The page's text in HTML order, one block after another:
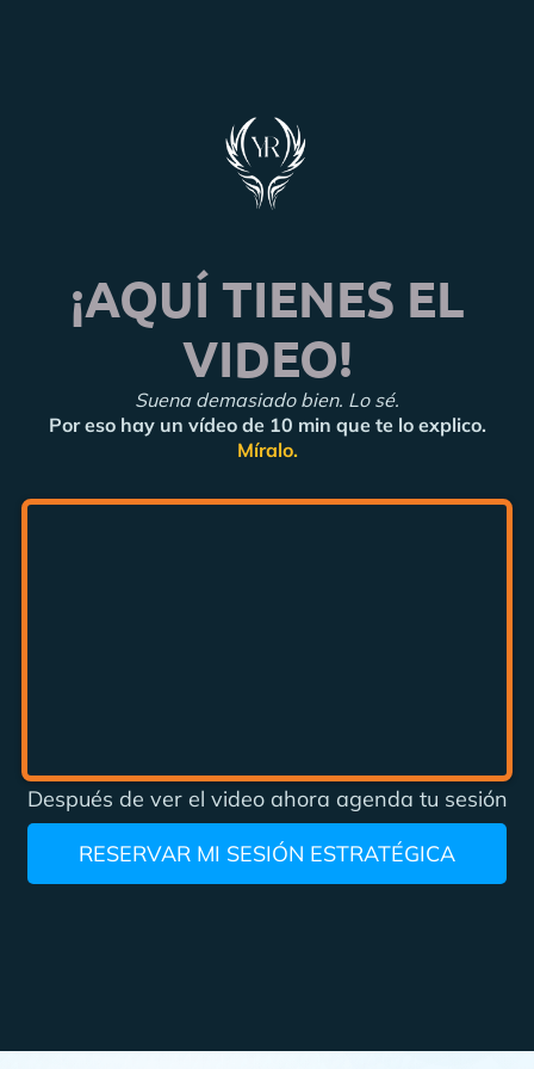
¡AQUÍ TIENES EL
VIDEO!
Suena demasiado bien. Lo sé.
Por eso hay un vídeo de 10 min que te lo explico.
Míralo.
Después de ver el video ahora agenda tu sesión
RESERVAR MI SESIÓN ESTRATÉGICA